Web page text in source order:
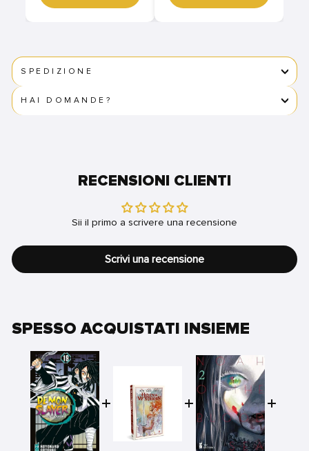
SPEDIZIONE
HAI DOMANDE?
RECENSIONI CLIENTI
Sii il primo a scrivere una recensione
Scrivi una recensione
SPESSO ACQUISTATI INSIEME